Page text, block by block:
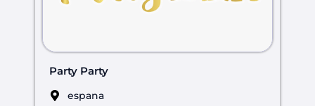
Party Party
espana